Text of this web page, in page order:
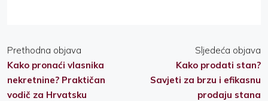
Prethodna objava
Kako pronaći vlasnika
nekretnine? Praktičan
vodič za Hrvatsku
Sljedeća objava
Kako prodati stan?
Savjeti za brzu i efikasnu
prodaju stana